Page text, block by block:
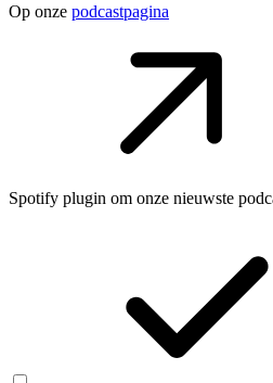
Op onze podcastpagina
Spotify plugin om onze nieuwste